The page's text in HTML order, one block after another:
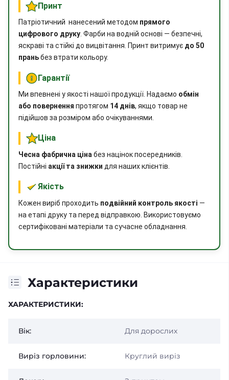
Принт
Патріотичний нанесений методом прямого
цифрового друку. Фарби на водній основі — безпечні,
яскраві та стійкі до вицвітання. Принт витримує до 50
праньбез втрати кольору.
Гарантії
Ми впевнені у якості нашої продукції. Надаємо обмін
або повернення протягом 14 днів, якщо товар не
підійшов за розміром або очікуваннями.
Ціна
Чесна фабрична ціна без націнок посередників.
Постійні акції та знижки для наших клієнтів.
Якість
Кожен виріб проходить подвійний контроль якості —
на етапі друку та перед відправкою. Використовуємо
сертифіковані матеріали та сучасне обладнання.
Характеристики
ХАРАКТЕРИСТИКИ:
Вік: Для дорослих
Виріз горловини: Круглий виріз